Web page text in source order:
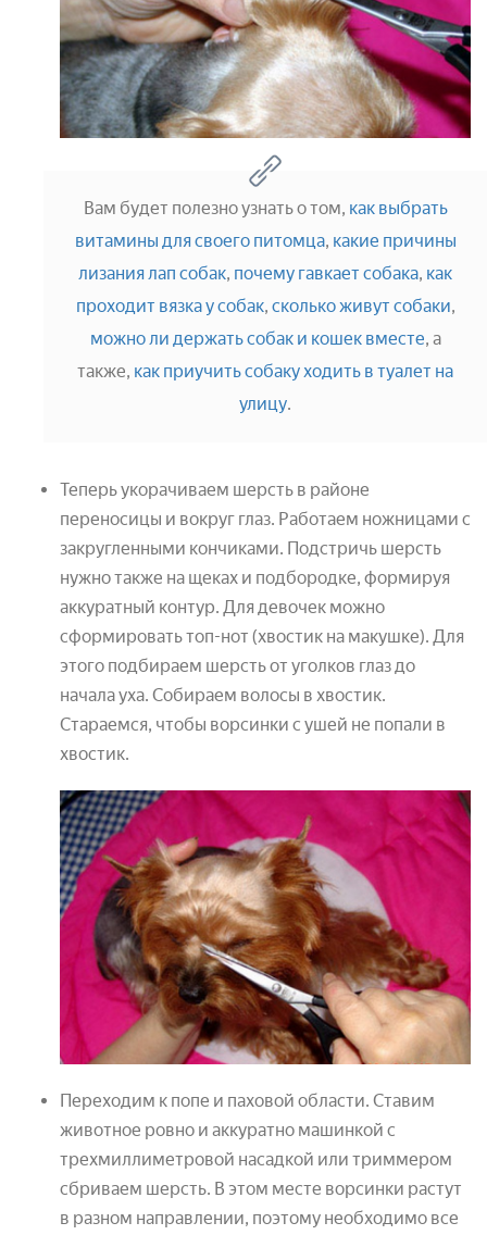
Вам будет полезно узнать о том, как выбрать
витамины для своего питомца, какие причины
лизания лап собак, почему гавкает собака, как
проходит вязка у собак, сколько живут собаки,
можно ли держать собак и кошек вместе, а
также, как приучить собаку ходить в туалет на
улицу.
Теперь укорачиваем шерсть в районе
переносицы и вокруг глаз. Работаем ножницами с
закругленными кончиками. Подстричь шерсть
нужно также на щеках и подбородке, формируя
аккуратный контур. Для девочек можно
сформировать топ-нот (хвостик на макушке). Для
этого подбираем шерсть от уголков глаз до
начала уха. Собираем волосы в хвостик.
Стараемся, чтобы ворсинки с ушей не попали в
хвостик.
Переходим к попе и паховой области. Ставим
животное ровно и аккуратно машинкой с
трехмиллиметровой насадкой или триммером
сбриваем шерсть. В этом месте ворсинки растут
в разном направлении, поэтому необходимо все